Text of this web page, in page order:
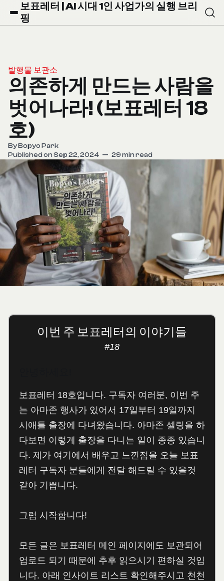
보표레터 | AI 시대 1인 사업가의 실행 브리
핑
발행물 보관소
의존하게 만드는 사람을
벗어나라! (보표레터 18
호)
ByBopyo Park
Published on Sep 22, 2024 — 29 min read
이번 주 보표레터의 이야기들
#18
보표레터 18호입니다. 구독자 여러분, 이번 주
는 아마존 행사가 있어서 17일부터 19일까지
시애틀 출장에 다녀왔습니다. 아마존 셀링을 하
다보면 이렇게 출장을 다니는 일이 종종 있습니
다. 제가 여기에서 배우고 느낀점을 오늘 보표
레터 구독자 분들에게 전달 해드릴 수 있을것
같아 기쁩니다.
그럼 시작합니다!
모든 글은 보표레터 메인 페이지에도 보관되어
업로드 되기 때문에 추후 읽으시기 편하실 것입
니다. 아래 인사이트 리스트 확인해주시고 천천